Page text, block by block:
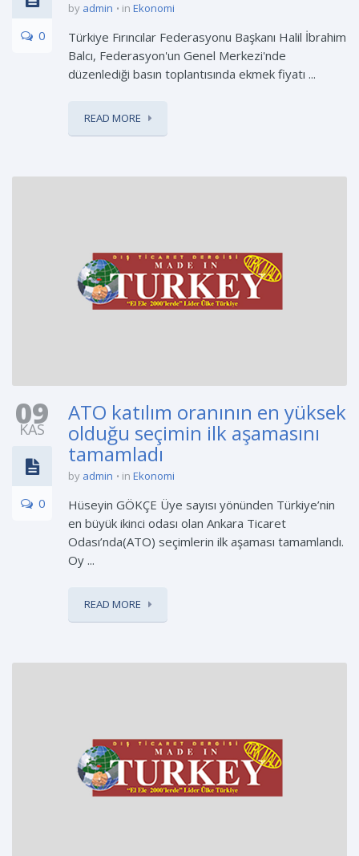
0
by admin in Ekonomi
Türkiye Fırıncılar Federasyonu Başkanı Halil İbrahim
Balcı, Federasyon'un Genel Merkezi'nde
düzenlediği basın toplantısında ekmek fiyatı ...
READ MORE
09
KAS
0
ATO katılım oranının en yüksek
olduğu seçimin ilk aşamasını
tamamladı
by admin in Ekonomi
Hüseyin GÖKÇE Üye sayısı yönünden Türkiye’nin
en büyük ikinci odası olan Ankara Ticaret
Odası’nda(ATO) seçimlerin ilk aşaması tamamlandı.
Oy ...
READ MORE